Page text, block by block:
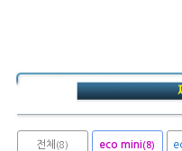
전체 (8) eco mini(8)